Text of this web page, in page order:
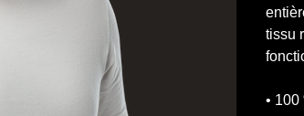
tissu
•